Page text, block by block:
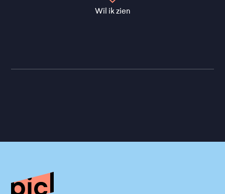
Nederlandse film'' ★★★FilmTotaal
Wil ik zien